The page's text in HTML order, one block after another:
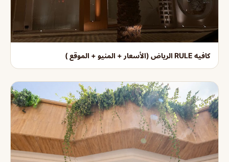
كافيه RULE الرياض (الأسعار + المنيو + الموقع )